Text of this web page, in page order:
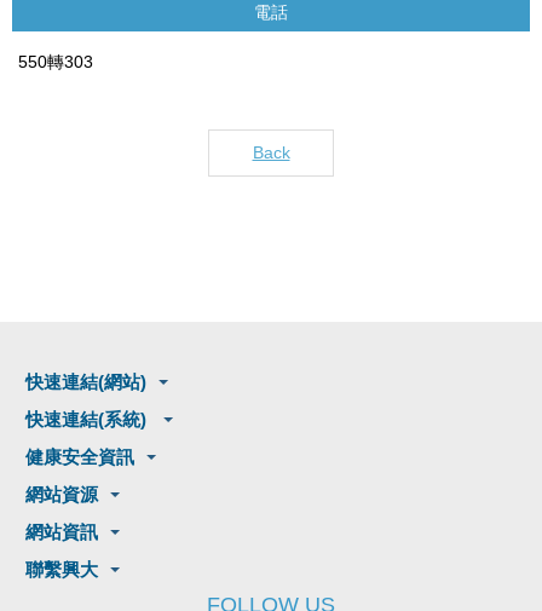
電話
550轉303
Back
快速連結(網站)
快速連結(系統)
健康安全資訊
網站資源
網站資訊
聯繫興大
FOLLOW US